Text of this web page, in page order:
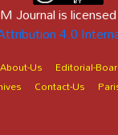
Journal is
4.0
About-Us Editorial-
Contact-Us